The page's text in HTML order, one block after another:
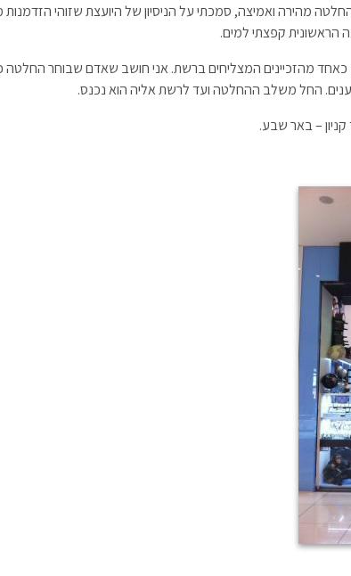
מהירה ואמיצה, סמכתי על הניסיון של היועצת שזוהי
הראשונית קפצתי למים.
כאחד מהזכיינים המצליחים ברשת. אני חושב שאדם שבוחר החלטה
החל משלב ההחלטה ועד לרשת אליה הוא נכנס.
קניון – באר שבע.